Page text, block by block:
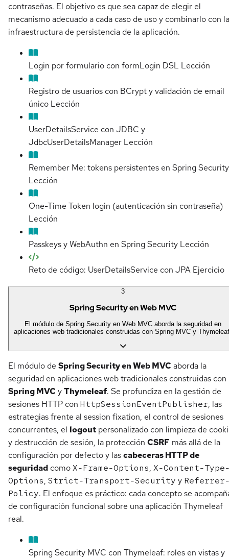
contraseñas. El objetivo es que sea capaz de elegir el
mecanismo adecuado a cada caso de uso y combinarlo con la
infraestructura de persistencia de la aplicación.
Login por formulario con formLogin DSL Lección
Registro de usuarios con BCrypt y validación de email
único Lección
UserDetailsService con JDBC y
JdbcUserDetailsManager Lección
Remember Me: tokens persistentes en Spring Security
Lección
One-Time Token login (autenticación sin contraseña)
Lección
Passkeys y WebAuthn en Spring Security Lección
Reto de código: UserDetailsService con JPA Ejercicio
3
Spring Security en Web MVC
El módulo de Spring Security en Web MVC aborda la seguridad en
aplicaciones web tradicionales construidas con Spring MVC y
El módulo de Spring Security en Web MVC aborda la
seguridad en aplicaciones web tradicionales construidas con
Spring MVC yThymeleaf. Se profundiza en la gestión de
sesiones HTTP con HttpSessionEventPublisher, las
estrategias frente al session fixation, el control de sesiones
concurrentes, el logout personalizado con limpieza de
y destrucción de sesión, la protección CSRF más allá de la
configuración por defecto y lascabeceras HTTP de
seguridad comoX-Frame-Options, X-Content-
Options, Strict-Transport-Security y
Policy. El enfoque es práctico: cada concepto se
de configuración funcional sobre una aplicación Thymeleaf
real.
Spring Security MVC con Thymeleaf: roles en vistas y